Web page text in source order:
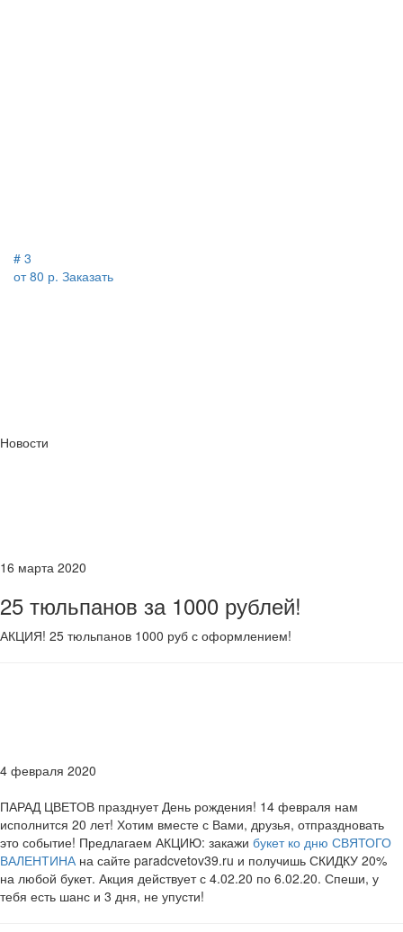
# 3
от 80 р. Заказать
Новости
16 марта 2020
25 тюльпанов за 1000 рублей!
АКЦИЯ! 25 тюльпанов 1000 руб с оформлением!
4 февраля 2020
ПАРАД ЦВЕТОВ празднует День рождения! 14 февраля нам
исполнится 20 лет! Хотим вместе с Вами, друзья, отпраздновать
это событие! Предлагаем АКЦИЮ: закажи букет ко дню СВЯТОГО
ВАЛЕНТИНАна сайте paradcvetov39.ru и получишь СКИДКУ 20%
на любой букет. Акция действует с 4.02.20 по 6.02.20. Спеши, у
тебя есть шанс и 3 дня, не упусти!